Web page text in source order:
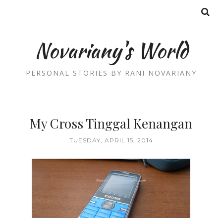
Novariany's World
PERSONAL STORIES BY RANI NOVARIANY
My Cross Tinggal Kenangan
TUESDAY, APRIL 15, 2014